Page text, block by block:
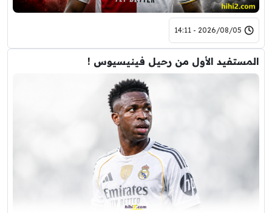
2026/08/05 - 14:11
المستفيد الأول من رحيل فينيسيوس !